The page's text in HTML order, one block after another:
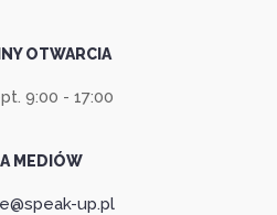
OTWARCIA
9:00 - 17:00
MEDIÓW
up.pl